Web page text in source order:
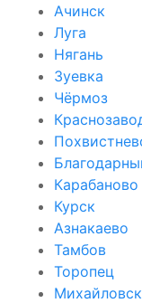
Ачинск
Луга
Нягань
Зуевка
Чёрмоз
Карабаново
Курск
Азнакаево
Тамбов
Торопец
Михайловск